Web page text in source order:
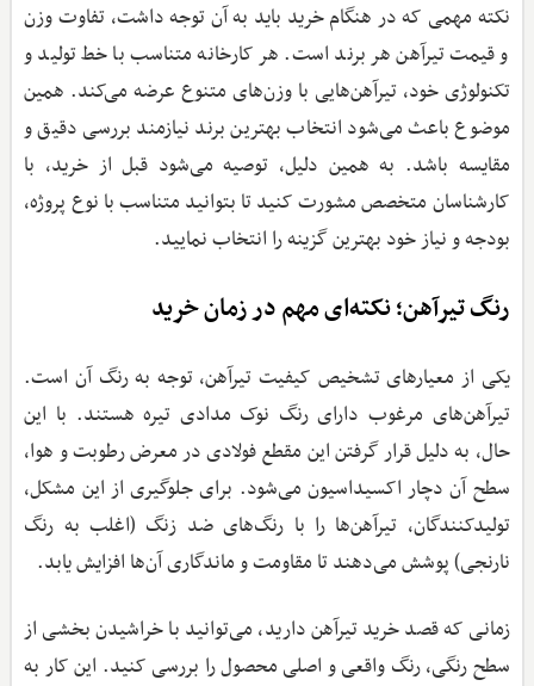
نکته مهمی که در هنگام خرید باید به آن توجه داشت، تفاوت وزن
و قیمت تیرآهن هر برند است. هر کارخانه متناسب با خط تولید و
تکنولوژی خود، تیرآهن‌هایی با وزن‌های متنوع عرضه می‌کند. همین
موضوع باعث می‌شود انتخاب بهترین برند نیازمند بررسی دقیق و
مقایسه باشد. به همین دلیل، توصیه می‌شود قبل از خرید، با
کارشناسان متخصص مشورت کنید تا بتوانید متناسب با نوع پروژه،
بودجه و نیاز خود بهترین گزینه را انتخاب نمایید.
رنگ تیرآهن؛ نکته‌ای مهم در زمان خرید
یکی از معیارهای تشخیص کیفیت تیرآهن، توجه به رنگ آن است.
تیرآهن‌های مرغوب دارای رنگ نوک‌ مدادی تیره هستند. با این
حال، به دلیل قرار گرفتن این مقطع فولادی در معرض رطوبت و هوا،
سطح آن دچار اکسیداسیون می‌شود. برای جلوگیری از این مشکل،
تولیدکنندگان، تیرآهن‌ها را با رنگ‌های ضد زنگ (اغلب به رنگ
نارنجی) پوشش می‌دهند تا مقاومت و ماندگاری آن‌ها افزایش یابد.
زمانی که قصد خرید تیرآهن دارید، می‌توانید با خراشیدن بخشی از
سطح رنگی، رنگ واقعی و اصلی محصول را بررسی کنید. این کار به